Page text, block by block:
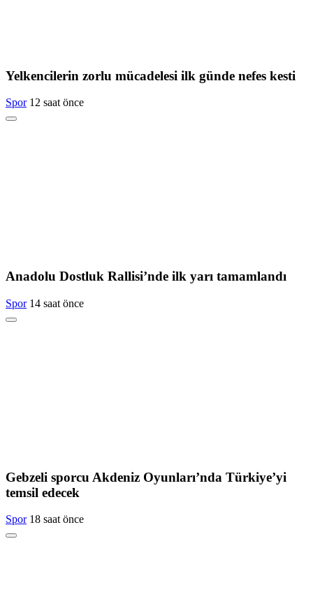
Yelkencilerin zorlu mücadelesi ilk günde nefes kesti
Spor 12 saat önce
Anadolu Dostluk Rallisi’nde ilk yarı tamamlandı
Spor 14 saat önce
Gebzeli sporcu Akdeniz Oyunları’nda Türkiye’yi
temsil edecek
Spor 18 saat önce